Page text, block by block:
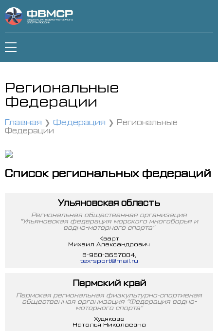
Региональные
Федерации
Главная Федерация
Региональные
Федерации
Список региональных федераций
Ульяновская область
Региональная общественная организация
"Ульяновская федерация морского многоборья и
водно-моторного спорта"
Кварт
Михаил Александрович
8-960-3657004,
tex-sport@mail.ru
Пермский край
Пермская региональная физкультурно-спортивная
общественная организация "Федерация водно-
моторного спорта"
Худякова
Наталья Николаевна